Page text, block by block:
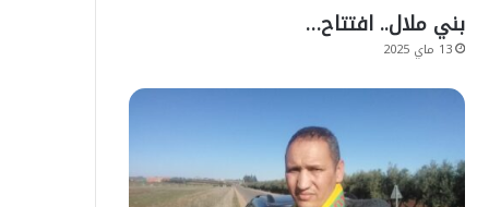
بني ملال.. افتتاح…
13 ماي 2025